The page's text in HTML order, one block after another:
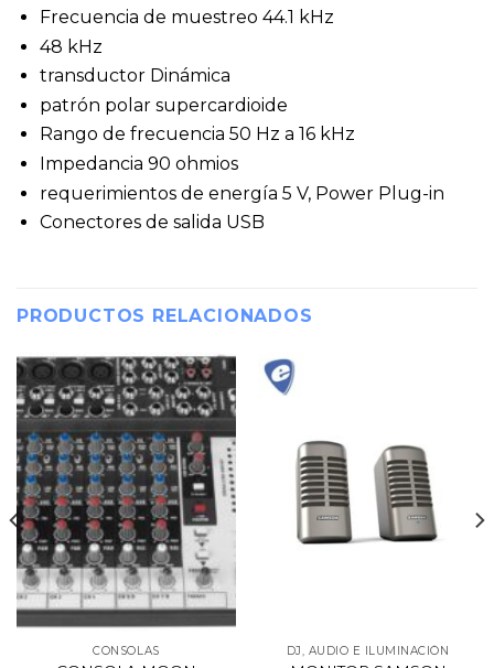
Frecuencia de muestreo 44.1 kHz
48 kHz
transductor Dinámica
patrón polar supercardioide
Rango de frecuencia 50 Hz a 16 kHz
Impedancia 90 ohmios
requerimientos de energía 5 V, Power Plug-in
Conectores de salida USB
PRODUCTOS RELACIONADOS
CONSOLAS DJ, AUDIO E ILUMINACIÓN